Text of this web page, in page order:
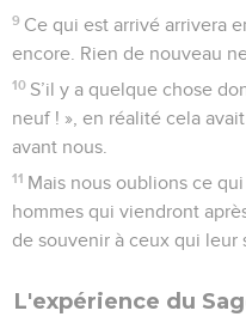
9 Ce qui est arrivé arrivera
encore. Rien de nouveau
10 S’il y a quelque chose
neuf ! », en réalité cela
avant nous.
11 Mais nous oublions ce
hommes qui viendront
de souvenir à ceux qui leur
L'expérience du